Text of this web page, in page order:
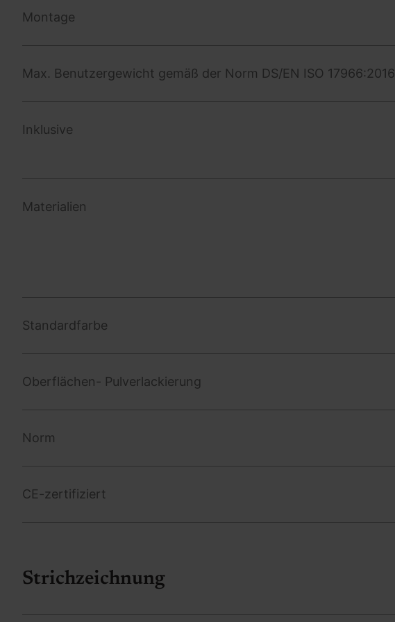
Montage
Max. Benutzergewicht gemäß der Norm DS/EN ISO 17966:2016
Inklusive
Materialien
Standardfarbe
Oberflächen- Pulverlackierung
Norm
CE-zertifiziert
Strichzeichnung